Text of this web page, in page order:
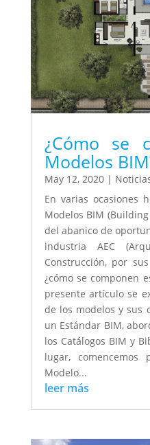
¿Cómo se
Modelos
May 12, 2020|
En varias ocasiones
Modelos BIM
del abanico de
industria AEC
Construcción, por
¿cómo se componen
presente artículo se
de los modelos y sus
un Estándar BIM,
los Catálogos BIM y
lugar,
Modelo...
leer más